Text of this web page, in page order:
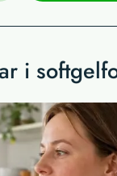
i